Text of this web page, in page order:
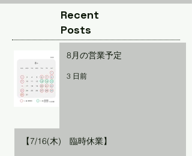
Recent
Posts
8月の営業予定
3 日前
【7/16(木) 臨時休業】